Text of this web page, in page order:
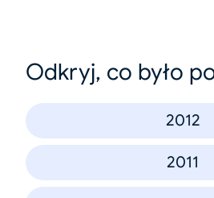
Odkryj, co było
2012
2011